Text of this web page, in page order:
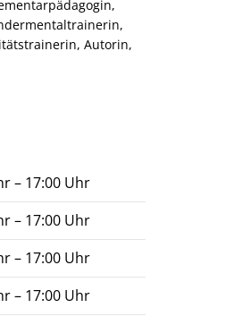
Autorin,
– 17:00 Uhr
– 17:00 Uhr
– 17:00 Uhr
– 17:00 Uhr